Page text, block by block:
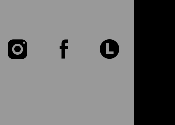
Zu
Zu
Zu